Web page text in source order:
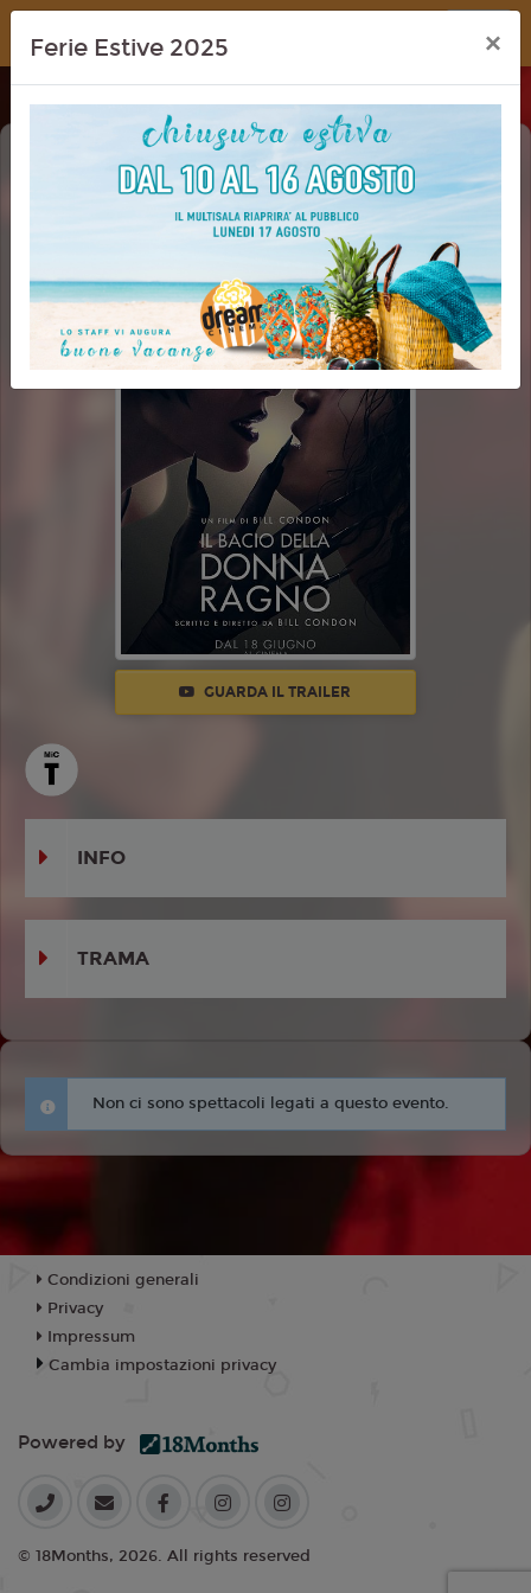
Dream Cinema
IL BACIO DELLA DONNA RAGNO
(KISS OF THE SPIDER WOMAN)
PRIMA VISIONE
GUARDA IL TRAILER
INFO
TRAMA
Non ci sono spettacoli legati a questo evento.
Ferie Estive 2025 ×
Condizioni generali
Privacy
Impressum
Cambia impostazioni privacy
Powered by
© 18Months, 2026. All rights reserved